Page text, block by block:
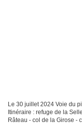
Le 30 juillet 2024 Voie du
Itinéraire : refuge de la
Râteau - col de la Girose -